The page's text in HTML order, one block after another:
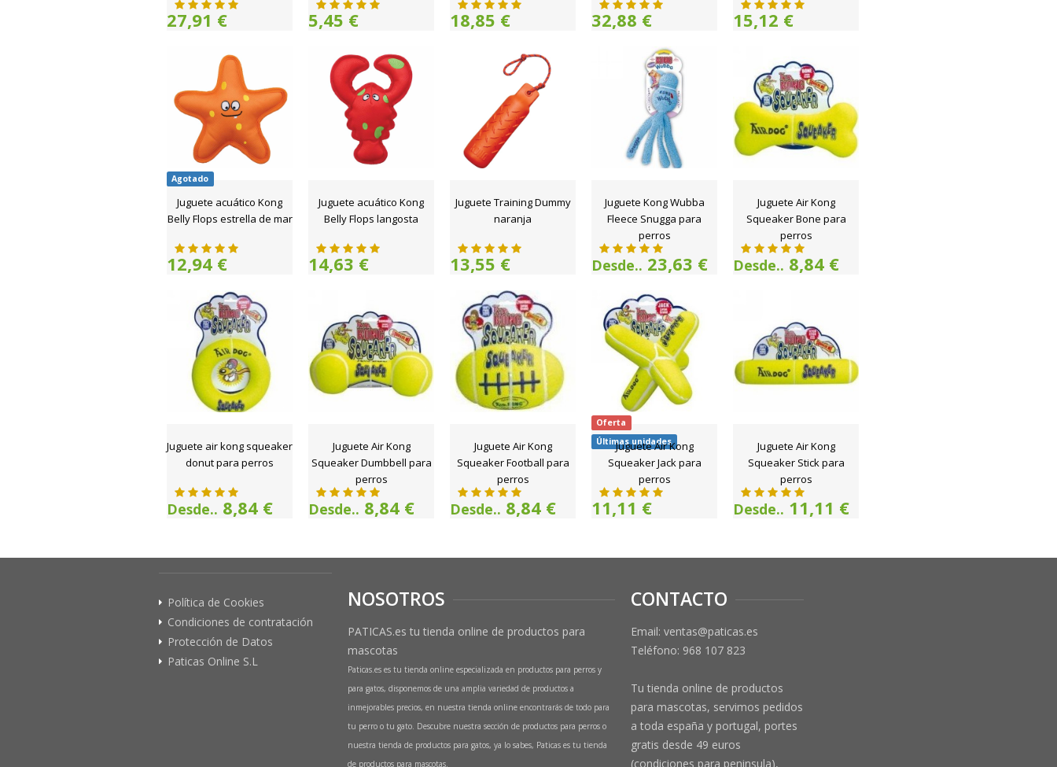
27,91 € 5,45 € 18,85 € 32,88 € 15,12 €
Agotado
Juguete acuático Kong
Belly Flops estrella de mar
12,94 €
Juguete acuático Kong
Belly Flops langosta
14,63 €
Juguete Training Dummy
naranja
13,55 €
Juguete Kong Wubba
Fleece Snugga para
perros
Desde.. 23,63 €
Juguete Air Kong
Squeaker Bone para
perros
Desde.. 8,84 €
Juguete air kong squeaker
donut para perros
Desde.. 8,84 €
Juguete Air Kong
Squeaker Dumbbell para
perros
Desde.. 8,84 €
Juguete Air Kong
Squeaker Football para
perros
Desde.. 8,84 €
Oferta
Últimas unidades
Juguete Air Kong
Squeaker Jack para
perros
11,11 €
Juguete Air Kong
Squeaker Stick para
perros
Desde.. 11,11 €
Política de Cookies
Condiciones de contratación
Protección de Datos
Paticas Online S.L
NOSOTROS
PATICAS.es tu tienda online de productos para
mascotas
Paticas.es es tu tienda online especializada en productos para perros y
para gatos, disponemos de una amplia variedad de productos a
inmejorables precios, en nuestra tienda online encontrarás de todo para
tu perro o tu gato. Descubre nuestra sección de productos para perros o
nuestra tienda de productos para gatos, ya lo sabes, Paticas es tu tienda
de productos para mascotas.
CONTACTO
Email: ventas@paticas.es
Teléfono: 968 107 823
Tu tienda online de productos
para mascotas, servimos pedidos
a toda españa y portugal, portes
gratis desde 49 euros
(condiciones para peninsula),